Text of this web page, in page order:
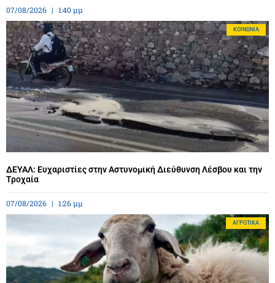
07/08/2026 1:40 μμ
ΚΟΙΝΩΝΊΑ
ΔΕΥΑΛ: Ευχαριστίες στην Αστυνομική Διεύθυνση Λέσβου και την
Τροχαία
07/08/2026 1:26 μμ
ΑΓΡΟΤΙΚΆ